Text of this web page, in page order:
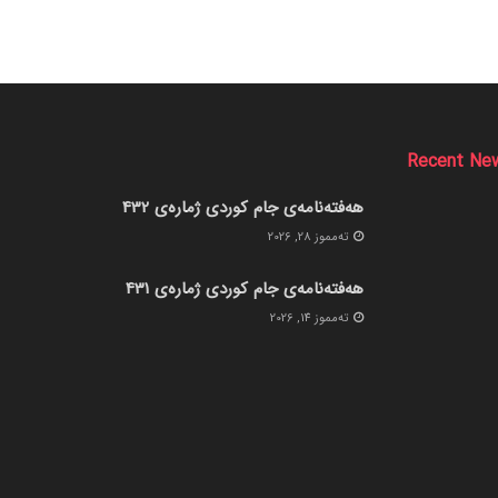
Recent
هەفتەنامەی جام کوردی ژمارەی 432
ته‌مموز 28, 2026
هەفتەنامەی جام کوردی ژمارەی 431
ته‌مموز 14, 2026